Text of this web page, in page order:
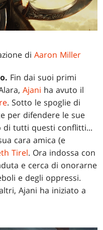
diAaron Miller
Fin dai suoi primi
Ajani ha avuto il
. Sotto le spoglie di
per difendere le sue
di tutti questi conflitti...
cara amica (e
Tirel. Ora indossa con
e cerca di onorarne
e degli oppressi.
Ajani ha iniziato a